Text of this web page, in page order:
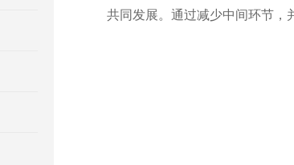
共同发展。通过减少中间环节，